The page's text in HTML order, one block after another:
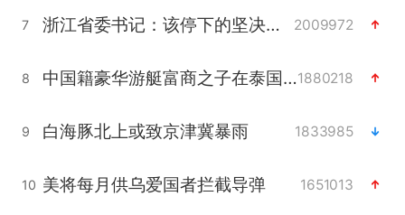
7 浙江省委书记：该停下的坚决停下来 2009972
8 中国籍豪华游艇富商之子在泰国被杀1880218
9 白海豚北上或致京津冀暴雨 1833985
10 美将每月供乌爱国者拦截导弹 1651013